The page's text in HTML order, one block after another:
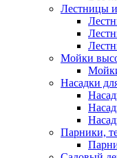
Лестницы
Мойки
Насадки
Парники,